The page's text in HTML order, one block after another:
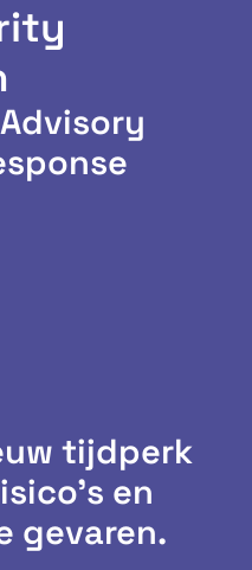
tijdperk
en
gevaren.